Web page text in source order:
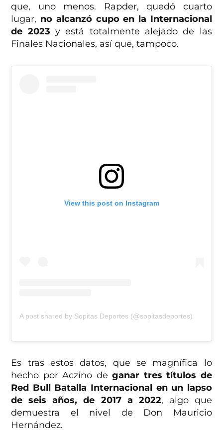
que, uno menos. Rapder, quedó cuarto
lugar, no alcanzó cupo en la Internacional
de 2023 y está totalmente alejado de las
Finales Nacionales, así que, tampoco.
View this post on Instagram
A post shared by Sopitas Deportes (@sopitasdeportes)
Es tras estos datos, que se magnífica lo
hecho por Aczino deganar tres títulos de
Red Bull Batalla Internacional en un lapso
de seis años, de 2017 a 2022, algo que
demuestra el nivel de Don Mauricio
Hernández.